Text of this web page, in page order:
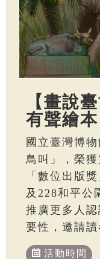
【畫說
有聲繪
國立臺灣博
鳥叫」，榮
「數位出版
及228和平公
推廣更多人
要性，邀請讀
活動時間